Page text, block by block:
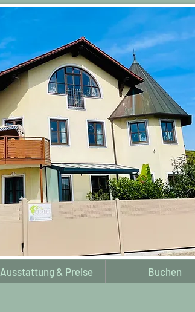
Ausstattung & Preise Buchen